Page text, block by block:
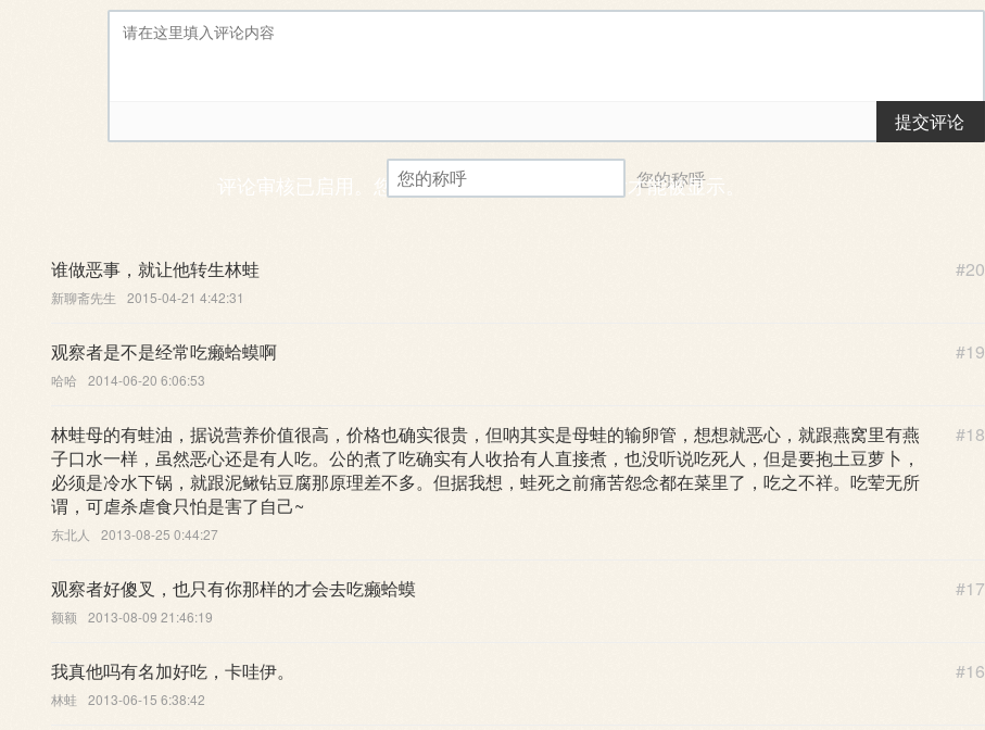
评论审核已启用。您的评论可能需要一段时间后才能被显示。
提交评论
您的称呼
#20
谁做恶事，就让他转生林蛙
新聊斋先生 2015-04-21 4:42:31
#19
观察者是不是经常吃癞蛤蟆啊
哈哈 2014-06-20 6:06:53
#18
林蛙母的有蛙油，据说营养价值很高，价格也确实很贵，但呐其实是母蛙的输卵管，想想就恶心，就跟燕窝里有燕
子口水一样，虽然恶心还是有人吃。公的煮了吃确实有人收拾有人直接煮，也没听说吃死人，但是要抱土豆萝卜，
必须是冷水下锅，就跟泥鳅钻豆腐那原理差不多。但据我想，蛙死之前痛苦怨念都在菜里了，吃之不祥。吃荤无所
谓，可虐杀虐食只怕是害了自己~
东北人 2013-08-25 0:44:27
#17
观察者好傻叉，也只有你那样的才会去吃癞蛤蟆
额额 2013-08-09 21:46:19
#16
我真他吗有名加好吃，卡哇伊。
林蛙 2013-06-15 6:38:42